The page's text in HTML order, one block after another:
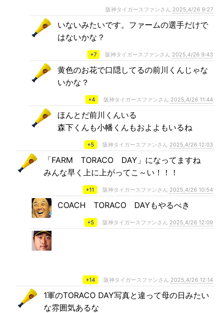
阪神タイガースファンさん 2025,4/26 9:27
いないみたいです。ファームの選手だけで
はないかな？
+7 阪神タイガースファンさん 2025,4/26 9:43
黄色のお花で口隠してるの前川くんじゃな
いかな？
+4 阪神タイガースファンさん 2025,4/26 11:44
ほんとだ前川くんいる
森下くんも小幡くんもおよよもいるね
+5 阪神タイガースファンさん 2025,4/26 12:03
「FARM TORACO DAY」になってますね
みんな早く上に上がってこ～い！！！
+11 阪神タイガースファンさん 2025,4/26 10:54
COACH TORACO DAYもやるべき
+5 阪神タイガースファンさん 2025,4/26 12:09
+14 阪神タイガースファンさん 2025,4/26 12:14
1軍のTORACO DAY写真と違って母の日みたい
な雰囲気あるな